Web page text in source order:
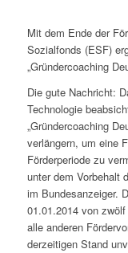
Mit dem Ende der
Sozialfonds (ESF)
„Gründercoaching
Die gute Nachricht:
Technologie
„Gründercoaching
verlängern, um eine
Förderperiode zu
unter dem Vorbehalt
im Bundesanzeiger.
01.01.2014 von
alle anderen
derzeitigen Stand